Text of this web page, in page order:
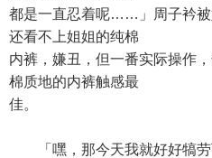
都是一直忍着呢……」周子衿被
还看不上姐姐的纯棉
内裤，嫌丑，但一番实际操作
棉质地的内裤触感最
佳。
「嘿，那今天我就好好犒劳